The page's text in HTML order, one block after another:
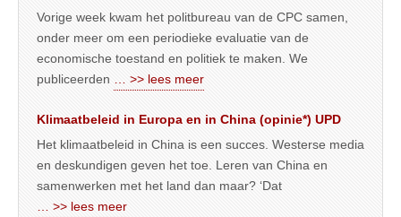
Vorige week kwam het politbureau van de CPC samen,
onder meer om een periodieke evaluatie van de
economische toestand en politiek te maken. We
publiceerden
… >> lees meer
Klimaatbeleid in Europa en in China (opinie*) UPD
Het klimaatbeleid in China is een succes. Westerse media
en deskundigen geven het toe. Leren van China en
samenwerken met het land dan maar? ‘Dat
… >> lees meer